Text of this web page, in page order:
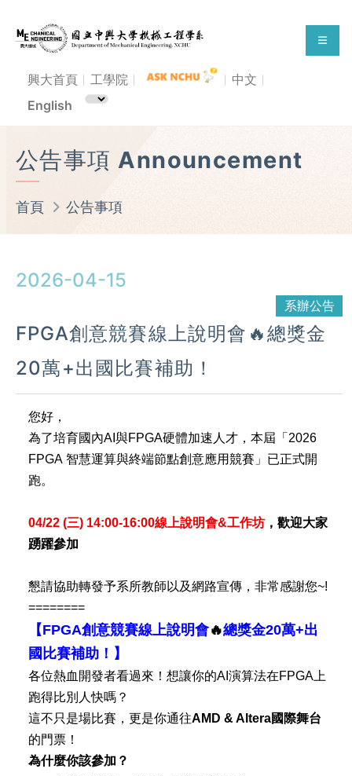
興大首頁 工學院
中文
English
公告事項 Announcement
首頁 公告事項
2026-04-15
系辦公告
FPGA創意競賽線上說明會🔥總獎金
20萬+出國比賽補助！
您好，
為了培育國內AI 與FPGA硬體加速人才，本屆「 2026
FPGA 智慧運算與終端節點創意應用競賽」已正式開
跑。
04/22 (三) 14:00-16:00線上說明會&工作坊 ，歡迎大家
踴躍參加
懇請協助轉發予系所教師以及網路宣傳，非常感謝您~!
========
【FPGA創意競賽線上說明會🔥總獎金20萬+出
國比賽補助！】
各位熱血開發者看過來！想讓你的AI 演算法在FPGA 上
跑得比別人快嗎？
這不只是場比賽，更是你通往AMD & Altera國際舞台
的門票！
為什麼你該參加？